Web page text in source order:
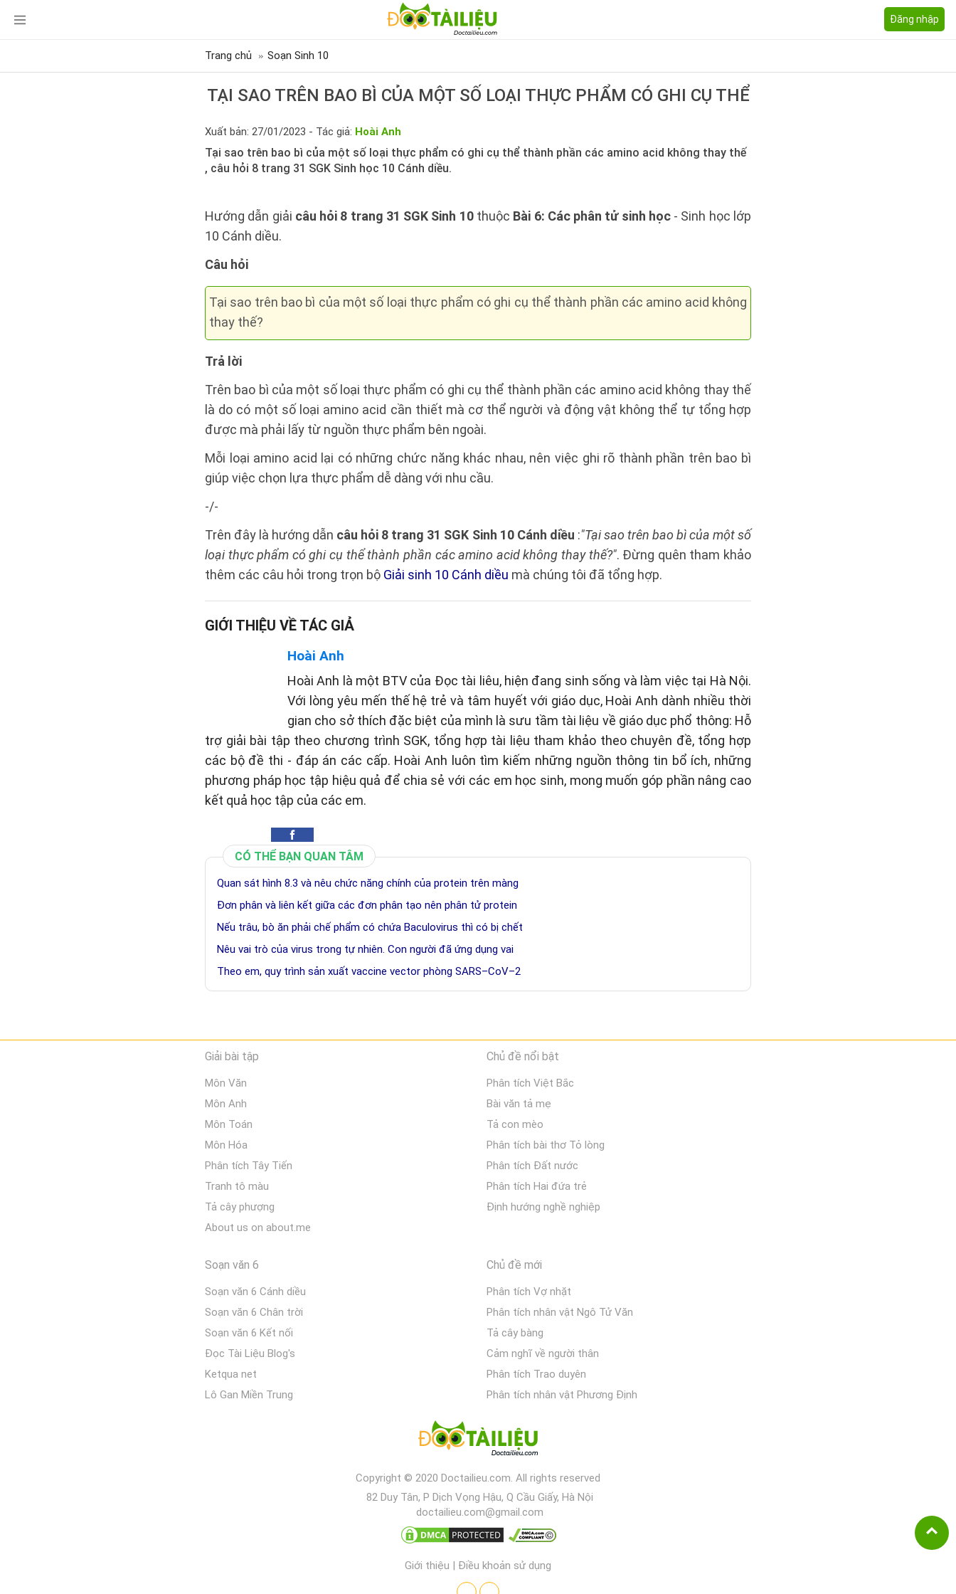
Đăng nhập
Trang chủ Soạn Sinh 10
TẠI SAO TRÊN BAO BÌ CỦA MỘT SỐ LOẠI THỰC PHẨM CÓ GHI CỤ THỂ
Xuất bản: 27/01/2023 - Tác giả: Hoài Anh
Tại sao trên bao bì của một số loại thực phẩm có ghi cụ thể thành phần các amino acid không thay thế
, câu hỏi 8 trang 31 SGK Sinh học 10 Cánh diều.
Hướng dẫn giải câu hỏi 8 trang 31 SGK Sinh 10thuộc Bài 6: Các phân tử sinh học- Sinh học lớp
10 Cánh diều.
Câu hỏi
Tại sao trên bao bì của một số loại thực phẩm có ghi cụ thể thành phần các amino acid không
thay thế?
Trả lời
Trên bao bì của một số loại thực phẩm có ghi cụ thể thành phần các amino acid không thay thế
là do có một số loại amino acid cần thiết mà cơ thể người và động vật không thể tự tổng hợp
được mà phải lấy từ nguồn thực phẩm bên ngoài.
Mỗi loại amino acid lại có những chức năng khác nhau, nên việc ghi rõ thành phần trên bao bì
giúp việc chọn lựa thực phẩm dễ dàng với nhu cầu.
-/-
Trên đây là hướng dẫn câu hỏi 8 trang 31 SGK Sinh 10 Cánh diều :"Tại sao trên bao bì của một số
loại thực phẩm có ghi cụ thể thành phần các amino acid không thay thế?". Đừng quên tham khảo
thêm các câu hỏi trong trọn bộ Giải sinh 10 Cánh diều mà chúng tôi đã tổng hợp.
GIỚI THIỆU VỀ TÁC GIẢ
Hoài Anh
Hoài Anh là một BTV của Đọc tài liêu, hiện đang sinh sống và làm việc tại Hà Nội.
Với lòng yêu mến thế hệ trẻ và tâm huyết với giáo dục, Hoài Anh dành nhiều thời
gian cho sở thích đặc biệt của mình là sưu tầm tài liệu về giáo dục phổ thông: Hỗ
trợ giải bài tập theo chương trình SGK, tổng hợp tài liệu tham khảo theo chuyên đề, tổng hợp
các bộ đề thi - đáp án các cấp. Hoài Anh luôn tìm kiếm những nguồn thông tin bổ ích, những
phương pháp học tập hiệu quả để chia sẻ với các em học sinh, mong muốn góp phần nâng cao
kết quả học tập của các em.
CÓ THỂ BẠN QUAN TÂM
Quan sát hình 8.3 và nêu chức năng chính của protein trên màng
Đơn phân và liên kết giữa các đơn phân tạo nên phân tử protein
Nếu trâu, bò ăn phải chế phẩm có chứa Baculovirus thì có bị chết
Nêu vai trò của virus trong tự nhiên. Con người đã ứng dụng vai
Theo em, quy trình sản xuất vaccine vector phòng SARS–CoV–2
Giải bài tập
Môn Văn
Môn Anh
Môn Toán
Môn Hóa
Phân tích Tây Tiến
Tranh tô màu
Tả cây phượng
About us on about.me
Chủ đề nổi bật
Phân tích Việt Bắc
Bài văn tả mẹ
Tả con mèo
Phân tích bài thơ Tỏ lòng
Phân tích Đất nước
Phân tích Hai đứa trẻ
Định hướng nghề nghiệp
Soạn văn 6
Soạn văn 6 Cánh diều
Soạn văn 6 Chân trời
Soạn văn 6 Kết nối
Đọc Tài Liệu Blog's
Ketqua net
Lô Gan Miền Trung
Chủ đề mới
Phân tích Vợ nhặt
Phân tích nhân vật Ngô Tử Văn
Tả cây bàng
Cảm nghĩ về người thân
Phân tích Trao duyên
Phân tích nhân vật Phương Định
Copyright © 2020 Doctailieu.com. All rights reserved
82 Duy Tân, P Dịch Vọng Hậu, Q Cầu Giấy, Hà Nội
doctailieu.com@gmail.com
Giới thiệu | Điều khoản sử dụng